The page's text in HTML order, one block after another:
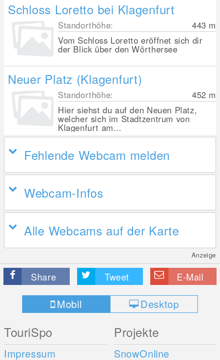
Schloss Loretto bei Klagenfurt
Standorthöhe: 443 m
Vom Schloss Loretto eröffnet sich dir
der Blick über den Wörthersee
Neuer Platz (Klagenfurt)
Standorthöhe: 452 m
Hier siehst du auf den Neuen Platz,
welcher sich im Stadtzentrum von
Klagenfurt am...
Fehlende Webcam melden
Webcam-Infos
Alle Webcams auf der Karte
Anzeige
Share Tweet E-Mail
Mobil Desktop
TouriSpo
Impressum
Projekte
SnowOnline